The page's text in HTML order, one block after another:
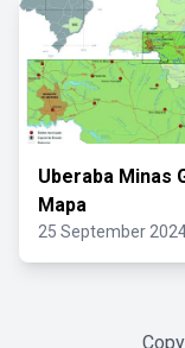
Uberaba Minas
Mapa
25 September